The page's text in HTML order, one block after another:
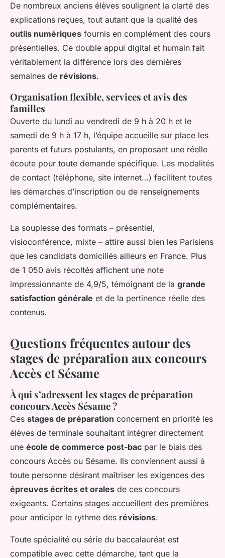
De nombreux anciens élèves soulignent la clarté des
explications reçues, tout autant que la qualité des
outils numériques fournis en complément des cours
présentielles. Ce double appui digital et humain fait
véritablement la différence lors des dernières
semaines de révisions.
Organisation flexible, services et avis des
familles
Ouverte du lundi au vendredi de 9 h à 20 h et le
samedi de 9 h à 17 h, l’équipe accueille sur place les
parents et futurs postulants, en proposant une réelle
écoute pour toute demande spécifique. Les modalités
de contact (téléphone, site internet…) facilitent toutes
les démarches d’inscription ou de renseignements
complémentaires.
La souplesse des formats – présentiel,
visioconférence, mixte – attire aussi bien les Parisiens
que les candidats domiciliés ailleurs en France. Plus
de 1 050 avis récoltés affichent une note
impressionnante de 4,9/5, témoignant de la grande
satisfaction générale et de la pertinence réelle des
contenus.
Questions fréquentes autour des
stages de préparation aux concours
Accès et Sésame
À qui s’adressent les stages de préparation
concours Accès Sésame ?
Ces stages de préparation concernent en priorité les
élèves de terminale souhaitant intégrer directement
une école de commerce post-bac par le biais des
concours Accès ou Sésame. Ils conviennent aussi à
toute personne désirant maîtriser les exigences des
épreuves écrites et orales de ces concours
exigeants. Certains stages accueillent des premières
pour anticiper le rythme des révisions.
Toute spécialité ou série du baccalauréat est
compatible avec cette démarche, tant que la